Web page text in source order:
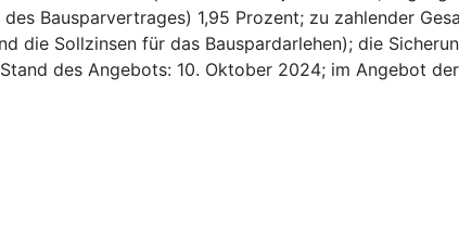
Bausparvertrages) 1,95 Prozent; zu zahlender
die Sollzinsen für das Bauspardarlehen); die
des Angebots: 10. Oktober 2024; im Angebot